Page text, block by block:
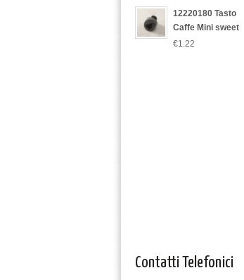
12220180 Tasto
Caffe Mini sweet
€1.22
Contatti Telefonici